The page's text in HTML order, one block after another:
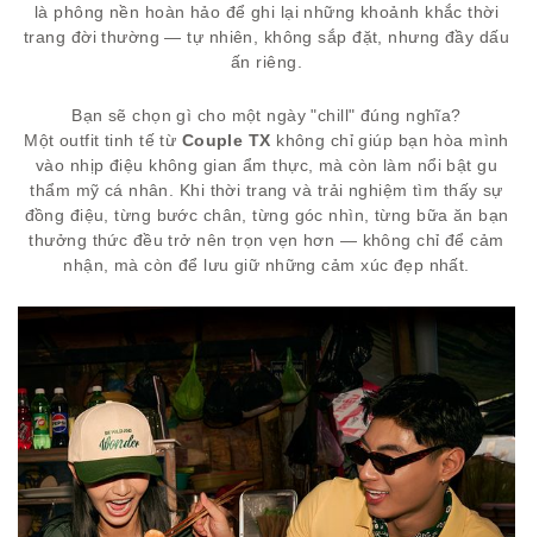
là phông nền hoàn hảo để ghi lại những khoảnh khắc thời
trang đời thường — tự nhiên, không sắp đặt, nhưng đầy dấu
ấn riêng.
Bạn sẽ chọn gì cho một ngày "chill" đúng nghĩa?
Một outfit tinh tế từ Couple TX không chỉ giúp bạn hòa mình
vào nhịp điệu không gian ẩm thực, mà còn làm nổi bật gu
thẩm mỹ cá nhân. Khi thời trang và trải nghiệm tìm thấy sự
đồng điệu, từng bước chân, từng góc nhìn, từng bữa ăn bạn
thưởng thức đều trở nên trọn vẹn hơn — không chỉ để cảm
nhận, mà còn để lưu giữ những cảm xúc đẹp nhất.